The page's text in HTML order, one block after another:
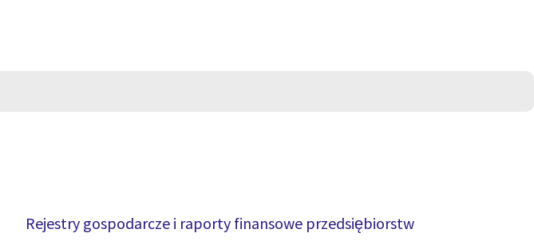
Rejestry gospodarcze i raporty finansowe przedsiębiorstw